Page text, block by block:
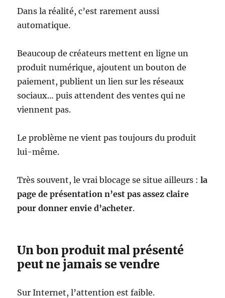
Dans la réalité, c’est rarement aussi
automatique.
Beaucoup de créateurs mettent en ligne un
produit numérique, ajoutent un bouton de
paiement, publient un lien sur les réseaux
sociaux… puis attendent des ventes qui ne
viennent pas.
Le problème ne vient pas toujours du produit
lui-même.
Très souvent, le vrai blocage se situe ailleurs :la
page de présentation n’est pas assez claire
pour donner envie d’acheter.
Un bon produit mal présenté
peut ne jamais se vendre
Sur Internet, l’attention est faible.